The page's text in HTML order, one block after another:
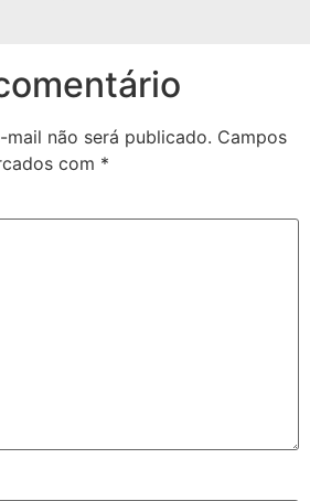
mail não será publicado. Campos
com *